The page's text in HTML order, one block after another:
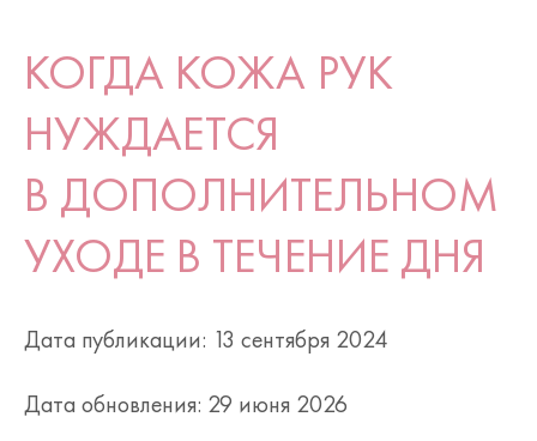
КОГДА КОЖА РУК
НУЖДАЕТСЯ
В ДОПОЛНИТЕЛЬНОМ
УХОДЕ В ТЕЧЕНИЕ ДНЯ
Дата публикации: 13 сентября 2024
Дата обновления: 29 июня 2026